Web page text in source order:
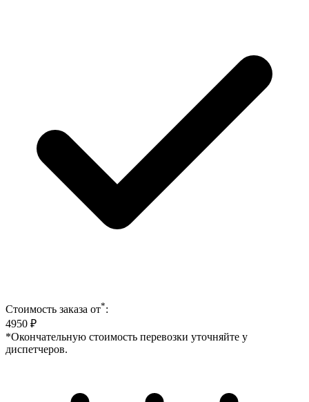
Стоимость заказа от*:
4950 ₽
*Окончательную стоимость перевозки уточняйте у
диспетчеров.